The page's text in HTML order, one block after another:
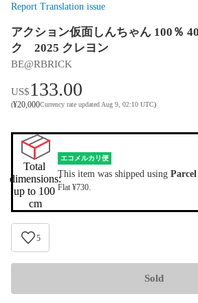
Report Translation issue
アクション仮面しんちゃん 100％
ク 2025 クレヨン
BE@RBRICK
US$133.00
(¥20,000Currency rate updated Aug 9, 02:10 UTC)
Total
dimensions:
up to 100
cm
エコメルカリ便
This item was shipped using
Flat ¥730
5
Sold